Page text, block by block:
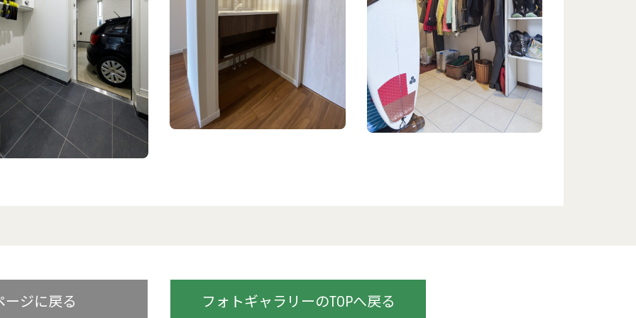
ージに戻る フォトギャラリーのTOPへ戻る